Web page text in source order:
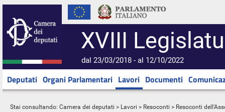
XVIII
dal 23/03/2018 - al 12/10/2022
Deputati Organi Parlamentari Lavori Documenti
Stai consultando: Camera dei deputati > Lavori > Resoconti > Resoconti